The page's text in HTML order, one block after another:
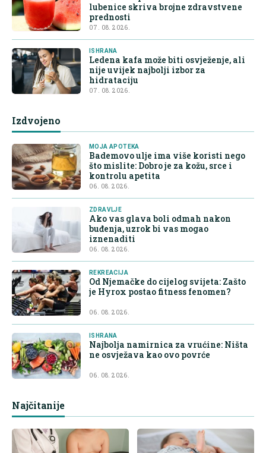
lubenice skriva brojne zdravstvene
prednosti
07. 08. 2026.
ISHRANA
Ledena kafa može biti osvježenje, ali
nije uvijek najbolji izbor za
hidrataciju
07. 08. 2026.
Izdvojeno
MOJA APOTEKA
Bademovo ulje ima više koristi nego
što mislite: Dobro je za kožu, srce i
kontrolu apetita
06. 08. 2026.
ZDRAVLJE
Ako vas glava boli odmah nakon
buđenja, uzrok bi vas mogao
iznenaditi
06. 08. 2026.
REKREACIJA
Od Njemačke do cijelog svijeta: Zašto
je Hyrox postao fitness fenomen?
06. 08. 2026.
ISHRANA
Najbolja namirnica za vrućine: Ništa
ne osvježava kao ovo povrće
06. 08. 2026.
Najčitanije